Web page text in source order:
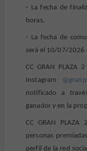
- La fecha de
horas.
- La fecha de
será el 10/07/2026
CC GRAN PLAZA
Instagram
notificado a
ganador y en la
CC GRAN
personas
perfil de la red